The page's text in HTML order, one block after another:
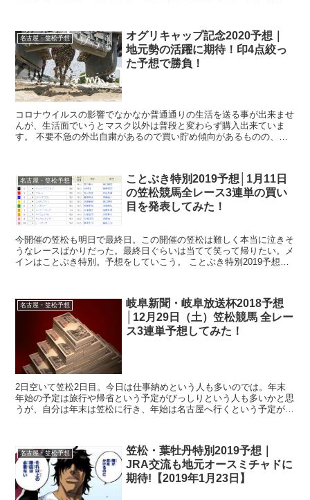
名古屋・笠松予想
オグリキャップ記念2020予想｜
地元勢の活躍に期待！印4点絞っ
た予想で勝負！
コロナウイルスの影響でなかなか普通通りの生活を送る事が出来ませ
んが、生活面でいうとマスク以外は普段と変わらず購入出来ていま
す。 不要不急の外出自粛があるので買い貯め傾向があるものの、ま
名古屋・笠松予想
ことぶき特別2019予想│1月11日
の笠松競馬全レース3連単の買い
目を発表してみた！
今開催の笠松も明日で最終日。この開催の笠松は難しく本当に泣きそ
うなレースばかりだった。最終日ぐらいは当てて笑って帰りたい。メ
インはことぶき特別。予想をしていこう。 ことぶき特別2019予想
名古屋・笠松予想
岐阜新聞・岐阜放送杯2018予想
│12月29日（土）笠松競馬 全レー
ス3連単予想してみた！
2日空いて笠松2日目。今日は仕事納めという人も多いのでは。年末
年始の予定は旅行や帰省という予定がびっしりという人も多いかと思
うが、自分は年末は笠松に行き、年始は名古屋へ行くという予定がび
名古屋・笠松予想
笠松・葉牡丹特別2019予想｜
JRA交流も地元オースミチャドに
期待!【2019年1月23日】